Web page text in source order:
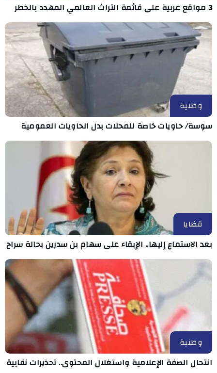
3 مواقع عربية على قائمة التراث العالمي المهدد بالخطر
وطنية
سوسة/ حاويات خاصة للمحلات بدل الحاويات العمومية
قضايا
بعد الاستماع إليها.. الإبقاء على سهام بن سدرين بحالة سراح
وطنية
انتحال الصفة الإعلامية واستغلال المحتوى.. تحذيرات نقابية